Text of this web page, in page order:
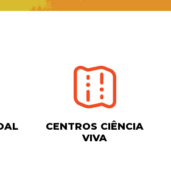
CENTROS CIÊNCIA
VIVA